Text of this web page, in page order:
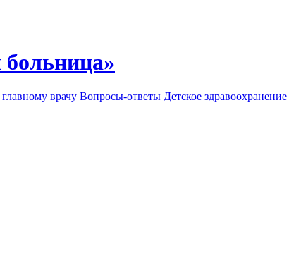
врачу Вопросы-ответы Детское здравоохранение